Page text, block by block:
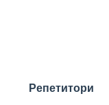
Репетитори